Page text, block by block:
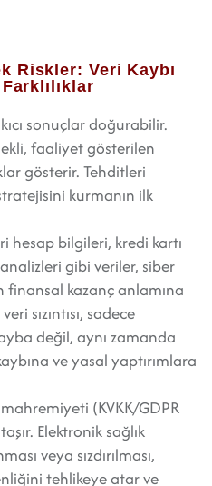
Riskler: Veri Kaybı
sonuçlar doğurabilir.
faaliyet gösterilen
gösterir. Tehditleri
kurmanın ilk
hesap bilgileri, kredi kartı
gibi veriler, siber
kazanç anlamına
sızıntısı, sadece
değil, aynı zamanda
ve yasal yaptırımlara
(KVKK/GDPR
Elektronik sağlık
veya sızdırılması,
tehlikeye atar ve